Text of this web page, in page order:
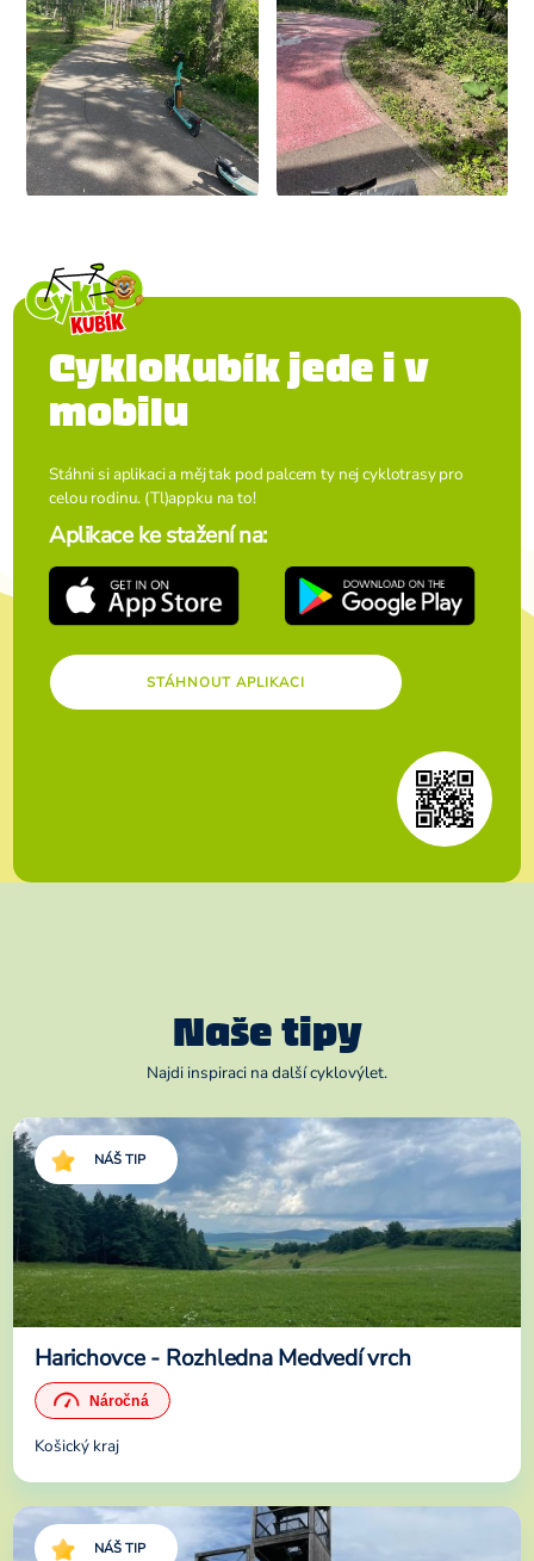
CykloKubík jede i v
mobilu
Stáhni si aplikaci a měj tak pod palcem ty nej cyklotrasy pro
celou rodinu. (Tl)appku na to!
Aplikace ke stažení na:
STÁHNOUT APLIKACI
Naše tipy
Najdi inspiraci na další cyklovýlet.
NÁŠ TIP
Harichovce - Rozhledna Medvedí vrch
Košický kraj
NÁŠ TIP